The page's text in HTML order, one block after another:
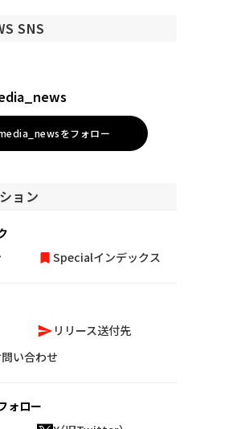
SNS
をフォロー
ョン
Specialインデックス
リリース送付先
い合わせ
ォロー